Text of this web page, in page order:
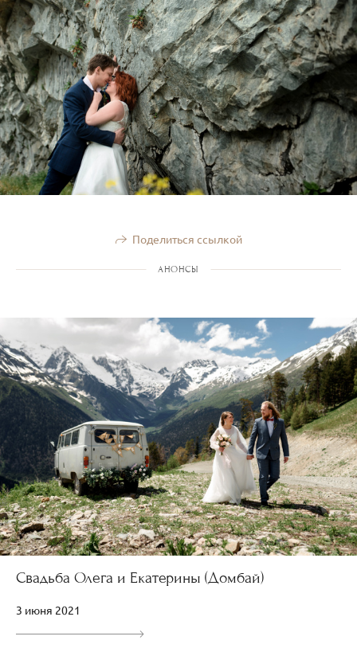
Поделиться ссылкой
АНОНСЫ
Свадьба Олега и Екатерины (Домбай)
3 июня 2021